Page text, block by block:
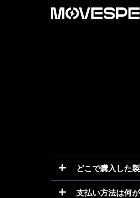
どこで購入した
支払い方法は何